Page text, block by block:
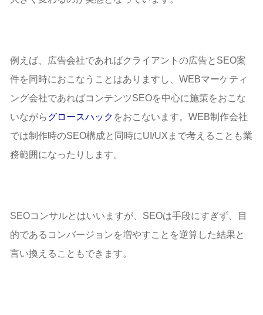
例えば、広告会社であればクライアントの広告とSEO案
件を同時におこなうことはありますし、WEBマーケティ
ング会社であればコンテンツSEOを中心に施策をおこな
いながらグロースハック をおこないます。WEB制作会社
では制作時のSEO構成と同時にUI/UXまで考えることも業
務範囲になったりします。
SEOコンサルとはいいますが、SEOは手段にすぎず、目
的であるコンバージョンを増やすことを逆算した結果と
言い換えることもできます。